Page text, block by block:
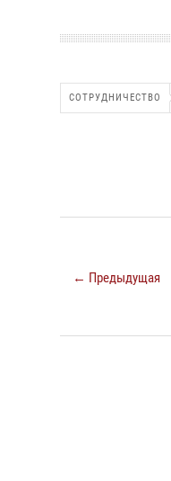
СОТРУДНИЧЕСТВО
← Предыдущая